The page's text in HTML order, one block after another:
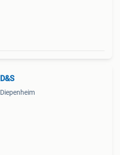
D&S
Diepenheim